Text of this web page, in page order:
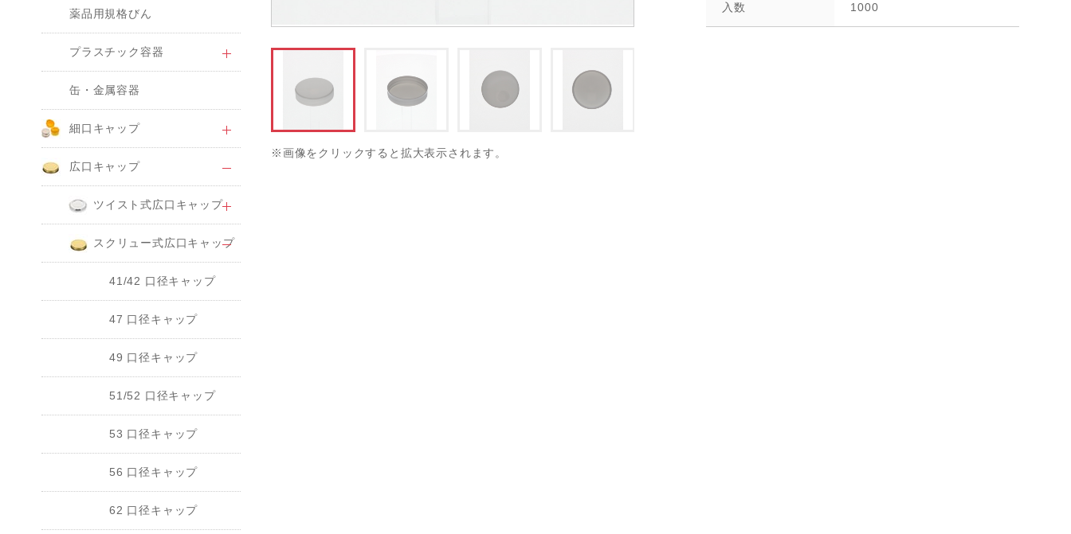
※画像をクリックすると拡大表示されます。
入数 1000
薬品用規格びん
プラスチック容器
缶・金属容器
細口キャップ
広口キャップ
ツイスト式広口キャップ
スクリュー式広口キャップ
41/42 口径キャップ
47 口径キャップ
49 口径キャップ
51/52 口径キャップ
53 口径キャップ
56 口径キャップ
62 口径キャップ